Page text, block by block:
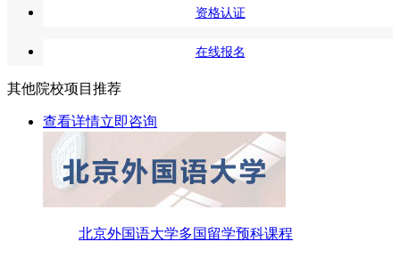
资格认证
在线报名
其他院校项目推荐
查看详情立即咨询
北京外国语大学多国留学预科课程